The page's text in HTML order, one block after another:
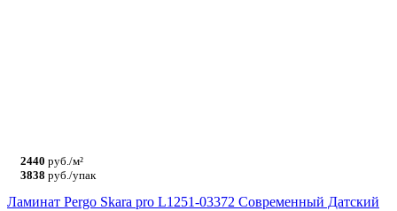
2440 руб./м²
3838 руб./упак
Ламинат Pergo Skara pro L1251-03372 Современный Датский